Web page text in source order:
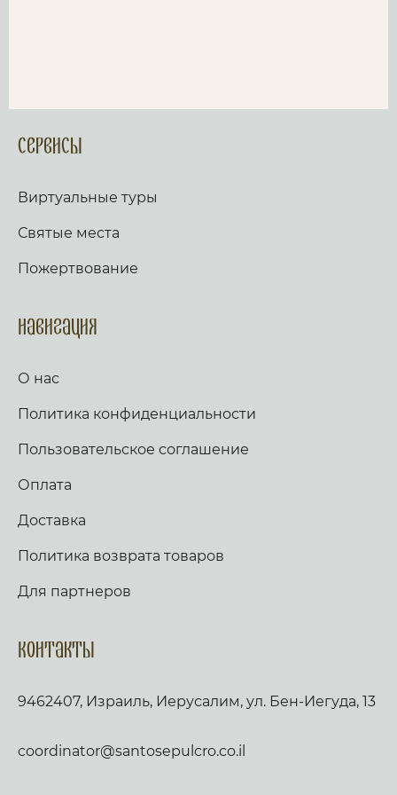
Сервисы
Виртуальные туры
Святые места
Пожертвование
Навигация
О нас
Политика конфиденциальности
Пользовательское соглашение
Оплата
Доставка
Политика возврата товаров
Для партнеров
Контакты
9462407, Израиль, Иерусалим, ул. Бен-Иегуда, 13
coordinator@santosepulcro.co.il